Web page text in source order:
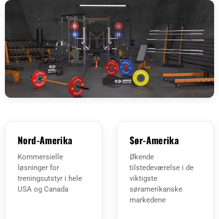
Nord-Amerika
Kommersielle
løsninger for
treningsutstyr i hele
USA og Canada
Sør-Amerika
Økende
tilstedeværelse i de
viktigste
søramerikanske
markedene